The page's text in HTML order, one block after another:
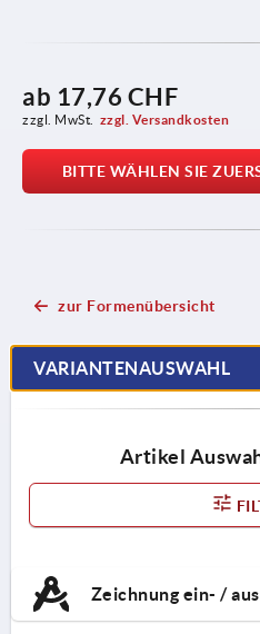
ab 17,76 CHF
zzgl. MwSt. zzgl. Versandkosten
BITTE WÄHLEN SIE
zur Formenübersicht
VARIANTENAUSWAHL
Artikel
Zeichnung ein- /